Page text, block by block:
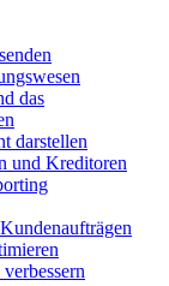
das
darstellen
und Kreditoren